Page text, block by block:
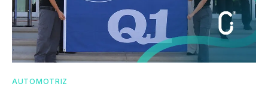
AUTOMOTRIZ